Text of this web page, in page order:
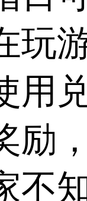
玩
用
励
不